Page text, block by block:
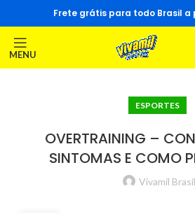
Frete grátis para todo Brasil a
MENU
ESPORTES
OVERTRAINING –
SINTOMAS E COMO
Vivamil Brasil